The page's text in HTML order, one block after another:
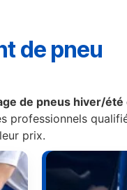
de pneu
de pneus hiver/été
professionnels
prix.